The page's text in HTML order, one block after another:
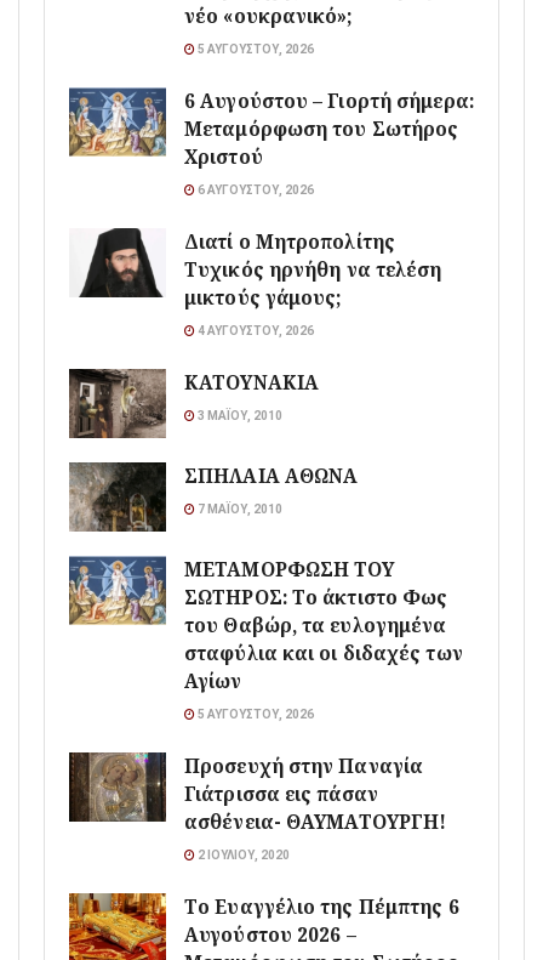
νέο «ουκρανικό»;
5 ΑΥΓΟΎΣΤΟΥ, 2026
6 Αυγούστου – Γιορτή σήμερα:
Μεταμόρφωση του Σωτήρος
Χριστού
6 ΑΥΓΟΎΣΤΟΥ, 2026
Διατί ο Μητροπολίτης
Τυχικός ηρνήθη να τελέση
μικτούς γάμους;
4 ΑΥΓΟΎΣΤΟΥ, 2026
ΚΑΤΟΥΝΑΚΙΑ
3 ΜΑΪ́ΟΥ, 2010
ΣΠΗΛΑΙΑ ΑΘΩΝΑ
7 ΜΑΪ́ΟΥ, 2010
ΜΕΤΑΜΟΡΦΩΣΗ ΤΟΥ
ΣΩΤΗΡΟΣ: Το άκτιστο Φως
του Θαβώρ, τα ευλογημένα
σταφύλια και οι διδαχές των
Αγίων
5 ΑΥΓΟΎΣΤΟΥ, 2026
Προσευχή στην Παναγία
Γιάτρισσα εις πάσαν
ασθένεια- ΘΑΥΜΑΤΟΥΡΓΗ!
2 ΙΟΥΛΊΟΥ, 2020
Το Ευαγγέλιο της Πέμπτης 6
Αυγούστου 2026 –